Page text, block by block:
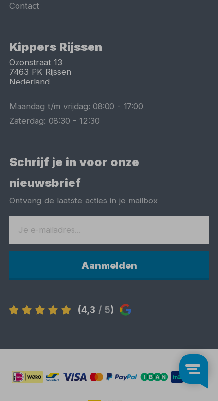
Contact
Kippers Rijssen
Ozonstraat 13
7463 PK Rijssen
Nederland
Maandag t/m vrijdag:08:00 -17:00
Zaterdag:08:30 -12:30
Schrijf je in voor onze
nieuwsbrief
Ontvang de laatste acties in je mailbox
Aanmelden
(4,3 / 5)